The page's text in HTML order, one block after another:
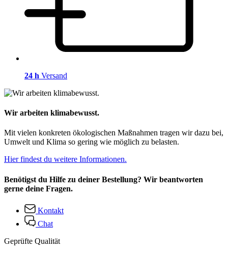
24 h Versand
Wir arbeiten klimabewusst.
Mit vielen konkreten ökologischen Maßnahmen tragen wir dazu bei,
Umwelt und Klima so gering wie möglich zu belasten.
Hier findest du weitere Informationen.
Benötigst du Hilfe zu deiner Bestellung? Wir beantworten
gerne deine Fragen.
Kontakt
Chat
Geprüfte Qualität